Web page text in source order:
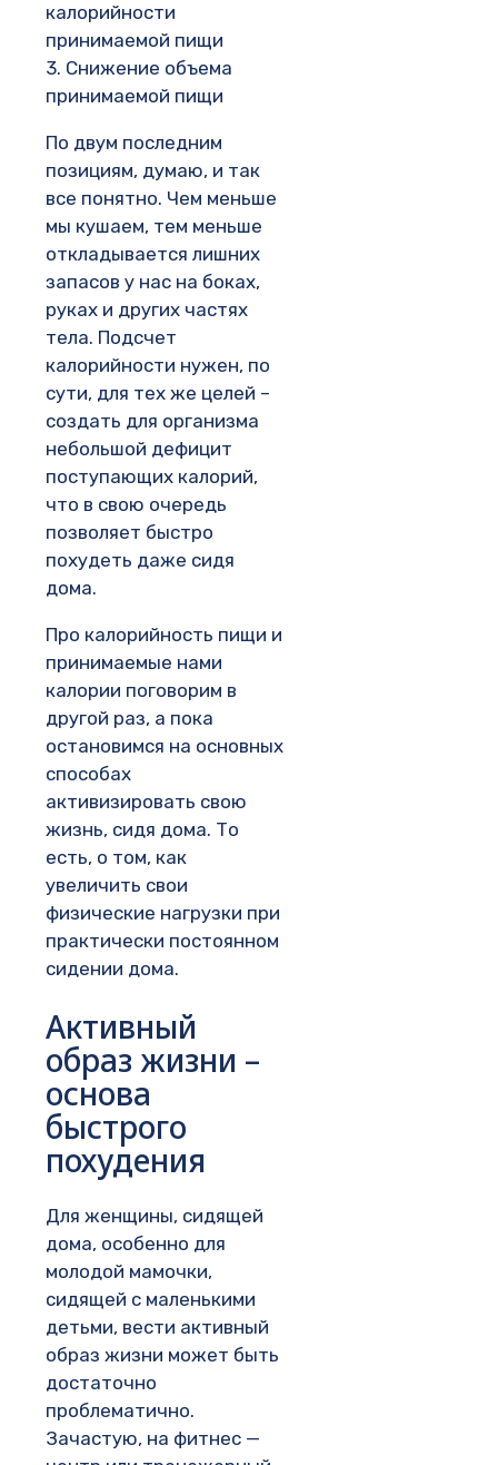
калорийности
принимаемой пищи
3. Снижение объема
принимаемой пищи
По двум последним
позициям, думаю, и так
все понятно. Чем меньше
мы кушаем, тем меньше
откладывается лишних
запасов у нас на боках,
руках и других частях
тела. Подсчет
калорийности нужен, по
сути, для тех же целей –
создать для организма
небольшой дефицит
поступающих калорий,
что в свою очередь
позволяет быстро
похудеть даже сидя
дома.
Про калорийность пищи и
принимаемые нами
калории поговорим в
другой раз, а пока
остановимся на основных
способах
активизировать свою
жизнь, сидя дома. То
есть, о том, как
увеличить свои
физические нагрузки при
практически постоянном
сидении дома.
Активный
образ жизни –
основа
быстрого
похудения
Для женщины, сидящей
дома, особенно для
молодой мамочки,
сидящей с маленькими
детьми, вести активный
образ жизни может быть
достаточно
проблематично.
Зачастую, на фитнес —